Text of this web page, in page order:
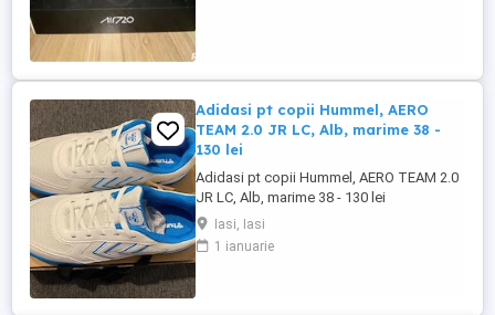
Adidasi pt copii Hummel, AERO
TEAM 2.0 JR LC, Alb, marime 38 -
130 lei
Adidasi pt copii Hummel, AERO TEAM 2.0
JR LC, Alb, marime 38 - 130 lei
Iasi, Iasi
1 ianuarie